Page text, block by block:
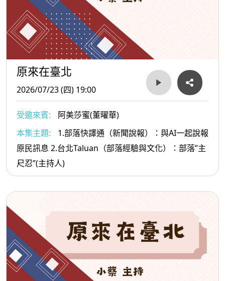
原來在臺北
2026/07/23 (四) 19:00
受邀來賓:
阿美莎蜜(董曜華)
本集主題:
1.部落快譯通（新聞說報）：與AI一起說報
原民訊息 2.台北Taluan（部落經驗與文化）：部落”主
尺忍”(主持人)